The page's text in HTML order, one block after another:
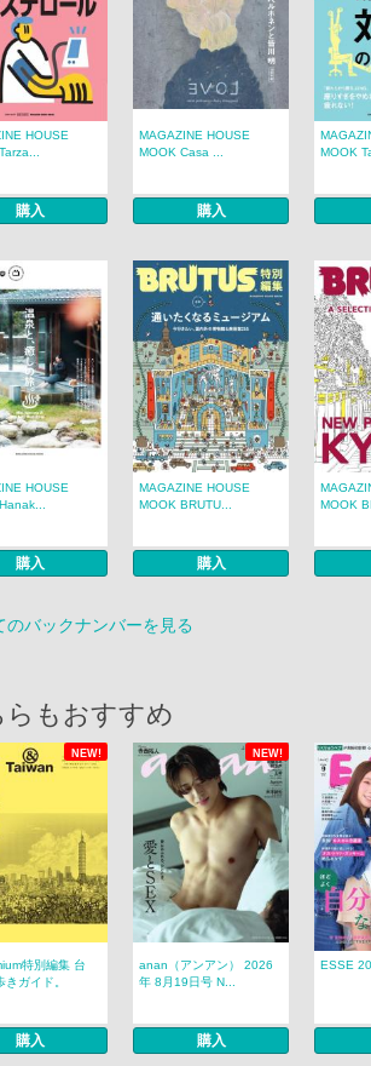
HOUSE
購入
MAGAZINE HOUSE
MOOK Casa ...
購入
MOOK
HOUSE
購入
MAGAZINE HOUSE
MOOK BRUTU...
購入
MOOK
のバックナンバーを見る
らもおすすめ
NEW! NEW!
特別編集 台
きガイド。
購入
anan（アンアン） 2026
年 8月19日号 N...
購入
ESSE